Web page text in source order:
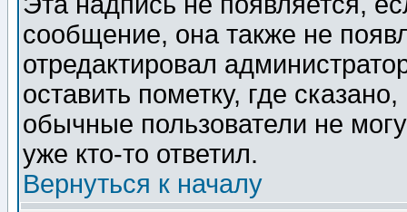
сообщение, она также не
отредактировал
оставить пометку, где
обычные пользователи не
уже кто-то ответил.
Вернуться к началу